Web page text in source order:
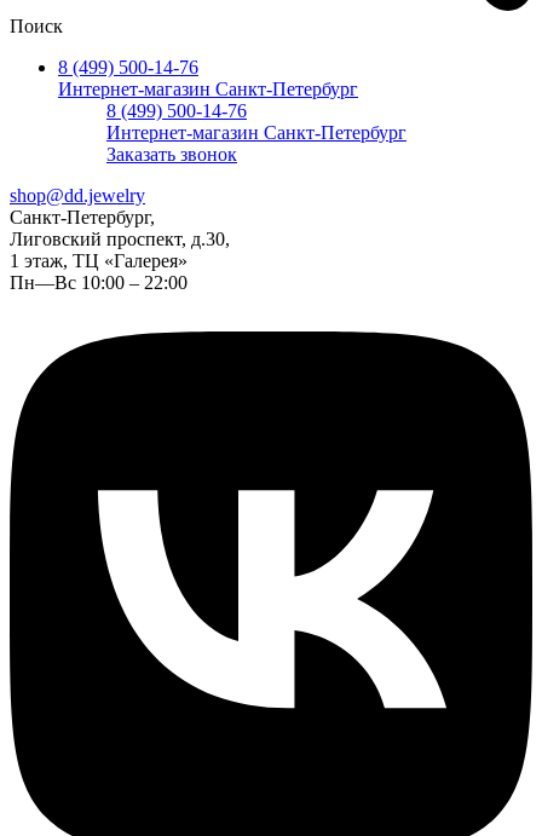
Поиск
8 (499) 500-14-76
Интернет-магазин Санкт-Петербург
8 (499) 500-14-76
Интернет-магазин Санкт-Петербург
Заказать звонок
shop@dd.jewelry
Санкт-Петербург,
Лиговский проспект, д.30,
1 этаж, ТЦ «Галерея»
Пн—Вс 10:00 – 22:00